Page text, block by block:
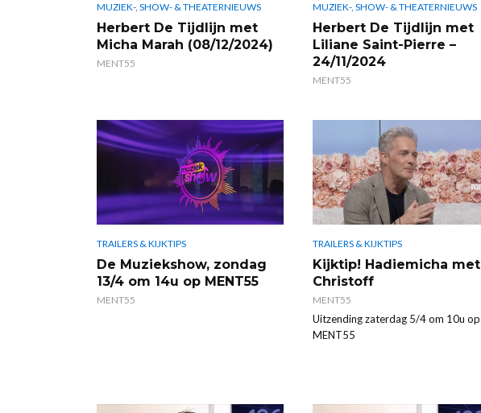
MUZIEK-, SHOW- & THEATERNIEUWS
Herbert De Tijdlijn met
Micha Marah (08/12/2024)
MENT55
MUZIEK-, SHOW- & THEATERNIEUWS
Herbert De Tijdlijn met
Liliane Saint-Pierre –
24/11/2024
MENT55
TRAILERS & KIJKTIPS
De Muziekshow, zondag
13/4 om 14u op MENT55
MENT55
TRAILERS & KIJKTIPS
Kijktip! Hadiemicha met
Christoff
MENT55
Uitzending zaterdag 5/4 om 10u op
MENT55